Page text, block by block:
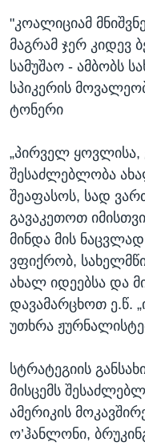
"კოალიციამ
მაგრამ ჯერ კიდევ
სამუშაო - ამბობს
სპიკერის
ტონერი
„პირველ ყოვლისა,
შესაძლებლობა
შეაფასოს, სად
გავაკეთოთ
მინდა მის
ვფიქრობ,
ახალ იდეებსა და
დავამარცხოთ ე.წ.
უთხრა
სტრატეგიის
მისცემს
ამერიკის
ო’ჰანლონი,